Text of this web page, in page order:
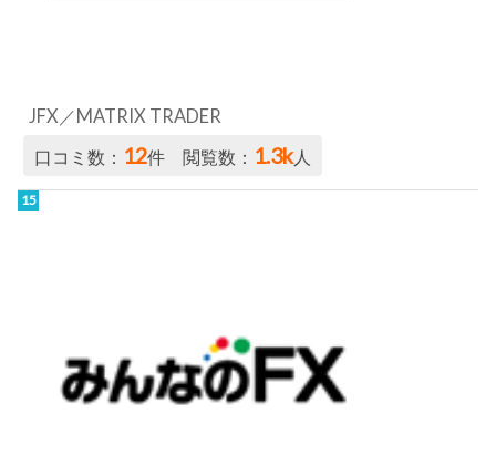
JFX／MATRIX TRADER
口コミ数： 12件 閲覧数： 1.3k人